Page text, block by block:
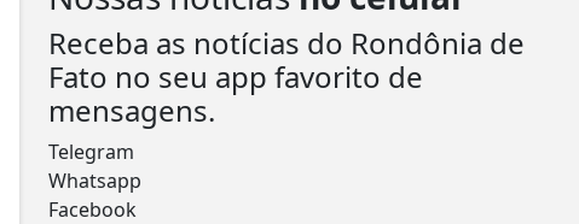
Receba as notícias do Rondônia de
Fato no seu app favorito de
mensagens.
Telegram
Whatsapp
Facebook